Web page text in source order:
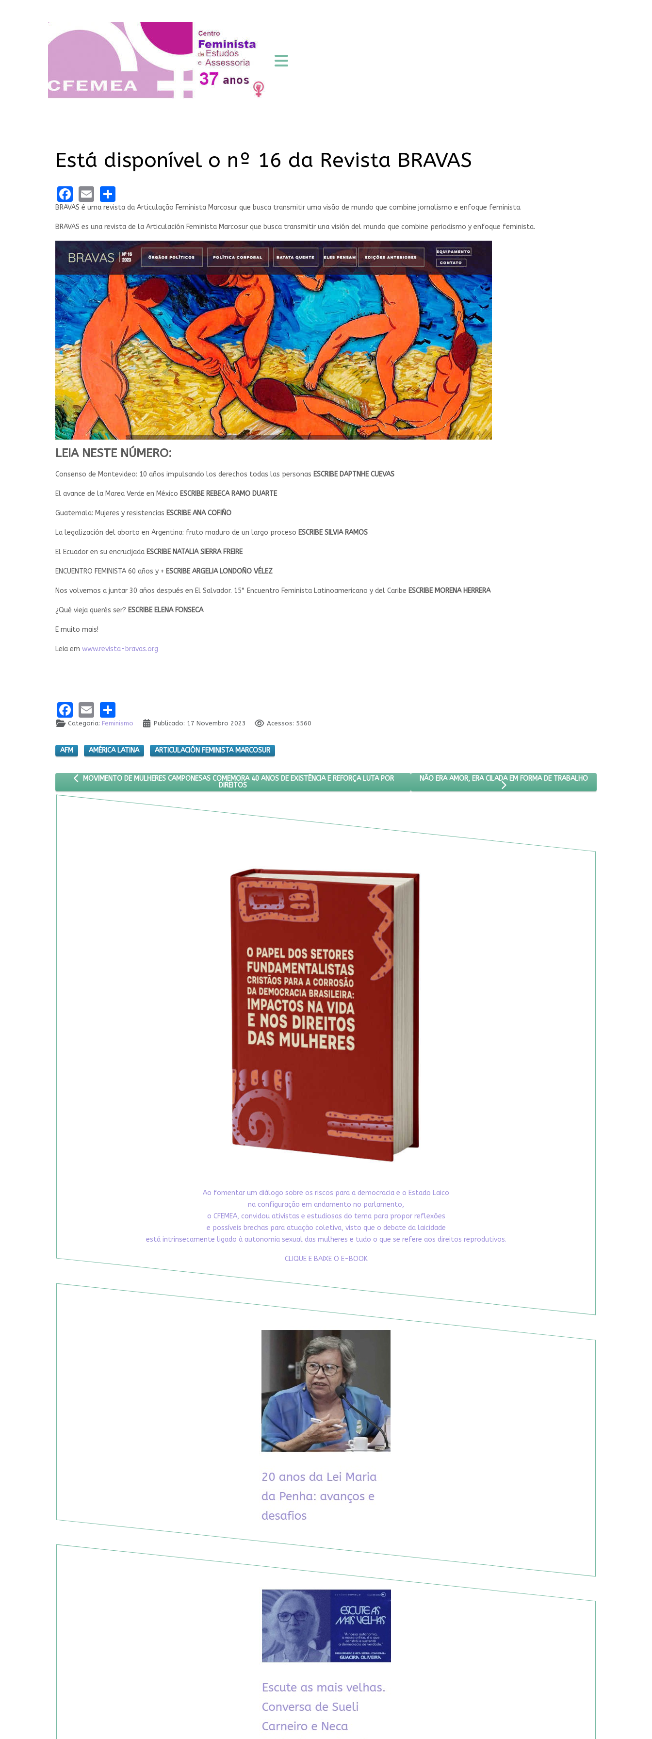
Está disponível o nº 16 da Revista BRAVAS
Facebook
Email
BRAVAS é uma revista da Articulação Feminista Marcosur que busca transmitir uma visão de mundo que combine jornalismo e enfoque feminista.
BRAVAS es una revista de la Articulación Feminista Marcosur que busca transmitir una visión del mundo que combine periodismo y enfoque feminista.
LEIA NESTE NÚMERO:
Consenso de Montevideo: 10 años impulsando los derechos todas las personas ESCRIBE DAPTNHE CUEVAS
El avance de la Marea Verde en México ESCRIBE REBECA RAMO DUARTE
Guatemala: Mujeres y resistencias ESCRIBE ANA COFIÑO
La legalización del aborto en Argentina: fruto maduro de un largo proceso ESCRIBE SILVIA RAMOS
El Ecuador en su encrucijada ESCRIBE NATALIA SIERRA FREIRE
ENCUENTRO FEMINISTA 60 años y + ESCRIBE ARGELIA LONDOÑO VÉLEZ
Nos volvemos a juntar 30 años después en El Salvador. 15° Encuentro Feminista Latinoamericano y del Caribe ESCRIBE MORENA HERRERA
¿Qué vieja querés ser? ESCRIBE ELENA FONSECA
E muito mais!
Leia em www.revista-bravas.org
Facebook
Email
Categoria: Feminismo Publicado: 17 Novembro 2023 Acessos: 5560
AFM AMÉRICA LATINA ARTICULACIÓN FEMINISTA MARCOSUR
ARTIGO ANTERIOR: MOVIMENTO DE MULHERES CAMPONESAS COMEMORA 40 ANOS DE EXISTÊNCIA E REFORÇA LUTA POR DIREITOS
MOVIMENTO DE MULHERES CAMPONESAS COMEMORA 40 ANOS DE EXISTÊNCIA E REFORÇA LUTA POR
DIREITOS
PRÓXIMO ARTIGO: NÃO ERA AMOR, ERA CILADA EM FORMA DE TRABALHO
NÃO ERA AMOR, ERA CILADA EM FORMA DE TRABALHO
Ao fomentar um diálogo sobre os riscos para a democracia e o Estado Laico
na configuração em andamento no parlamento,
o CFEMEA, convidou ativistas e estudiosas do tema para propor reflexões
e possíveis brechas para atuação coletiva, visto que o debate da laicidade
está intrinsecamente ligado à autonomia sexual das mulheres e tudo o que se refere aos direitos reprodutivos.
CLIQUE E BAIXE O E-BOOK